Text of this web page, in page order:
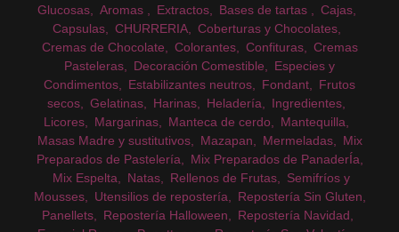
Glucosas
Aromas Extractos Bases de tartas
Cajas
Capsulas
CHURRERIA
Coberturas y Chocolates
Cremas de Chocolate
Colorantes Confituras
Cremas
Pasteleras
Decoración Comestible
Especies y
Condimentos
Estabilizantes neutros Fondant
Frutos
secos
Gelatinas Harinas Heladería
Ingredientes
Licores
Margarinas Manteca de cerdo
Mantequilla
Masas Madre y sustitutivos
Mazapan Mermeladas
Mix
Preparados de Pastelería
Mix Preparados de PanaderÍa
Mix Espelta
Natas Rellenos de Frutas
Semifríos y
Mousses
Utensilios de repostería
Repostería Sin Gluten
Panellets
Repostería Halloween
Repostería Navidad